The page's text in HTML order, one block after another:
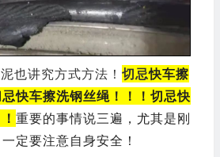
也讲究方式方法！ 切忌快车擦
快车擦洗钢丝绳！！！ 切忌快
重要的事情说三遍，尤其是刚
定要注意自身安全！